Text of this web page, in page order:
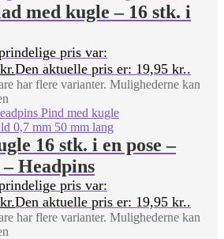
med kugle – 16 stk. i
pris var:
kr.Den aktuelle pris er: 19,95 kr..
har flere varianter. Mulighederne kan
16 stk. i en pose –
Headpins
pris var:
kr.Den aktuelle pris er: 19,95 kr..
har flere varianter. Mulighederne kan